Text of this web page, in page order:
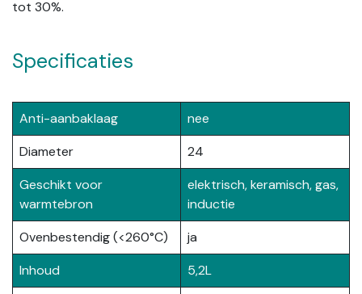
tot 30%.
Specificaties
Anti-aanbaklaag
nee
Diameter
24
Geschikt voor
warmtebron
elektrisch, keramisch, gas,
inductie
Ovenbestendig (<260°C)
ja
Inhoud
5,2L